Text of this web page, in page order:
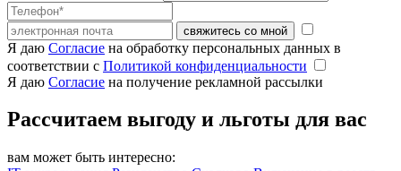
свяжитесь со мной
Я даю Согласие на обработку персональных данных в
соответствии с Политикой конфиденциальности
Я даю Согласие на получение рекламной рассылки
Рассчитаем выгоду и льготы для вас
вам может быть интересно: